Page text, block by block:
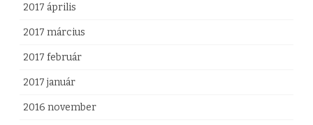
2017 április
2017 március
2017 február
2017 január
2016 november